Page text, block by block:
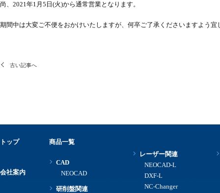
尚、2021年1月5日(火)から通常営業となります。
期間中は大変ご不便をおかけいたしますが、何卒ご了承くださいますよう宜
古い記事へ
トップ
会社案内
商品一覧
CAD
NEOCAD
研削盤関連
レーザー関連
NEOCAD-L
DXF-L
NC-Changer